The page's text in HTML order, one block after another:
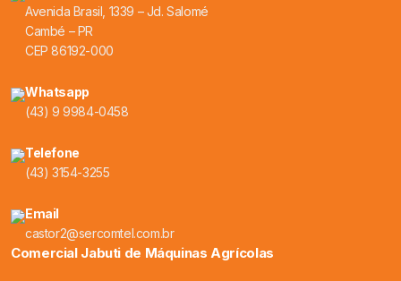
Avenida Brasil, 1339 – Jd. Salomé
Cambé – PR
CEP 86192-000
Whatsapp
(43) 9 9984-0458
Telefone
(43) 3154-3255
Email
castor2@sercomtel.com.br
Comercial Jabuti de Máquinas Agrícolas